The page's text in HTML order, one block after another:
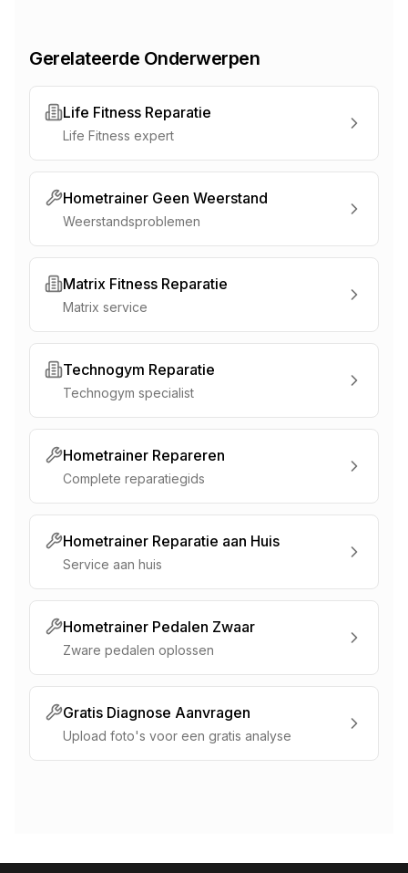
Gerelateerde Onderwerpen
Life Fitness Reparatie
Life Fitness expert
Hometrainer Geen Weerstand
Weerstandsproblemen
Matrix Fitness Reparatie
Matrix service
Technogym Reparatie
Technogym specialist
Hometrainer Repareren
Complete reparatiegids
Hometrainer Reparatie aan Huis
Service aan huis
Hometrainer Pedalen Zwaar
Zware pedalen oplossen
Gratis Diagnose Aanvragen
Upload foto's voor een gratis analyse